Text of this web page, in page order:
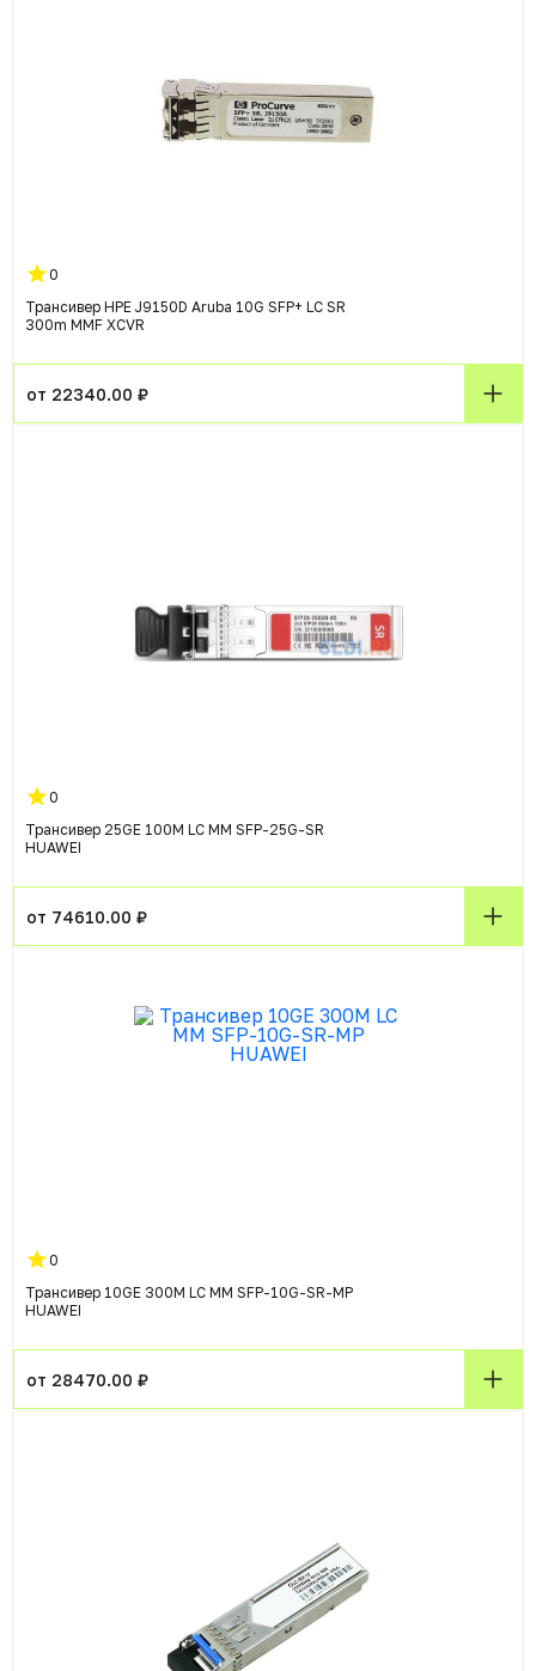
0
Трансивер HPE J9150D Aruba 10G SFP+ LC SR
300m MMF XCVR
от 22340.00 ₽
0
Трансивер 25GE 100M LC MM SFP-25G-SR
HUAWEI
от 74610.00 ₽
0
Трансивер 10GE 300M LC MM SFP-10G-SR-MP
HUAWEI
от 28470.00 ₽